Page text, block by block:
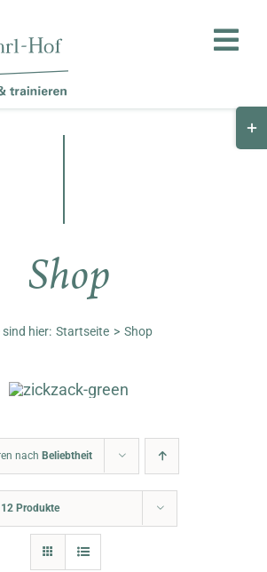
Unternehmen
Shop
sind hier: Startseite Shop
nach Beliebtheit
12 Produkte